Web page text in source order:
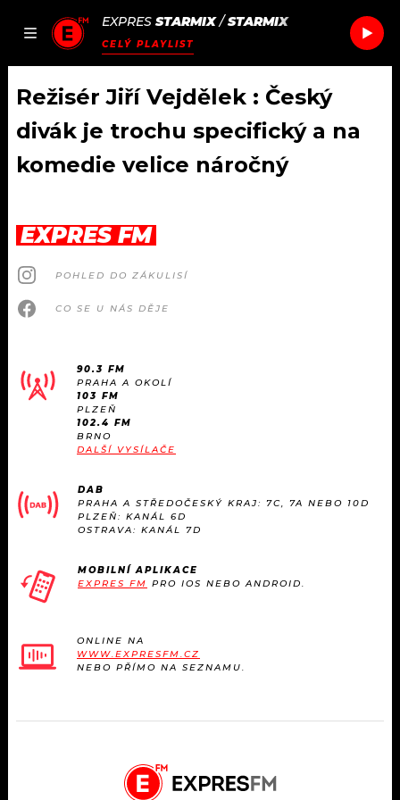
JAK
SEZNAM.CZ
EXPRES STARMIX/STARMIX
CELÝ PLAYLIST
AKTUÁLNĚ
HUDBA
#NEBUDUDOMA
KALENDÁŘ
VIP
TRENDY
KULTURA
OSTATNÍ
PODCASTY
JAK NALADIT
APLIKACE
PROGRAM
PLAYLIST
JAK NALADIT
SOUTĚŽE
Režisér Jiří Vejdělek : Český
divák je trochu specifický a na
komedie velice náročný
EXPRES FM
POHLED DO ZÁKULISÍ
CO SE U NÁS DĚJE
90.3 FM
PRAHA A OKOLÍ
103 FM
PLZEŇ
102.4 FM
BRNO
DALŠÍ VYSÍLAČE
DAB
PRAHA A STŘEDOČESKÝ KRAJ: 7C, 7A NEBO 10D
PLZEŇ: KANÁL 6D
OSTRAVA: KANÁL 7D
MOBILNÍ APLIKACE
EXPRES FM PRO IOS NEBO ANDROID.
ONLINE NA
WWW.EXPRESFM.CZ
NEBO PŘÍMO NA SEZNAMU.